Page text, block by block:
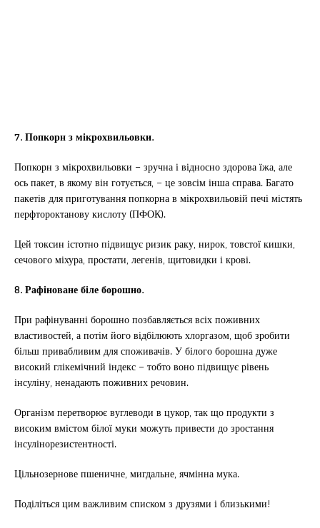
7. Попкорн з мікрохвильовки.
Попкорн з мікрохвильовки – зручна і відносно здорова їжа, але
ось пакет, в якому він готується, – це зовсім інша справа. Багато
пакетів для приготування попкорна в мікрохвильовій печі містять
перфтороктанову кислоту (ПФОК).
Цей токсин істотно підвищує ризик раку, нирок, товстої кишки,
сечового міхура, простати, легенів, щитовидки і крові.
8. Рафіноване біле борошно.
При рафінуванні борошно позбавляється всіх поживних
властивостей, а потім його відбілюють хлоргазом, щоб зробити
більш привабливим для споживачів. У білого борошна дуже
високий глікемічний індекс – тобто воно підвищує рівень
інсуліну, ненадають поживних речовин.
Організм перетворює вуглеводи в цукор, так що продукти з
високим вмістом білої муки можуть привести до зростання
інсулінорезистентності.
Цільнозернове пшеничне, мигдальне, ячмінна мука.
Поділіться цим важливим списком з друзями і близькими!